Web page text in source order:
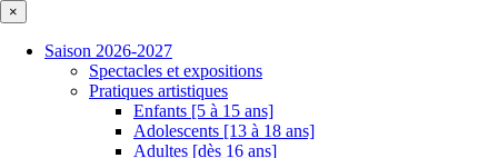
×
Saison 2026-2027
Spectacles et expositions
Pratiques artistiques
Enfants [5 à 15 ans]
Adolescents [13 à 18 ans]
Adultes [dès 16 ans]